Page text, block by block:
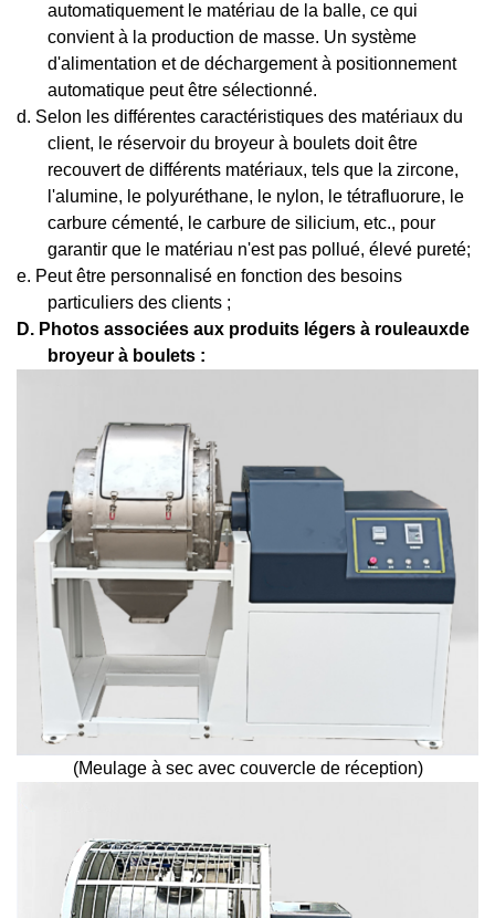
automatiquement le matériau de la balle, ce qui
convient à la production de masse. Un système
d'alimentation et de déchargement à positionnement
automatique peut être sélectionné.
d. Selon les différentes caractéristiques des matériaux du
client, le réservoir du broyeur à boulets doit être
recouvert de différents matériaux, tels que la zircone,
l'alumine, le polyuréthane, le nylon, le tétrafluorure, le
carbure cémenté, le carbure de silicium, etc., pour
garantir que le matériau n'est pas pollué, élevé pureté;
e. Peut être personnalisé en fonction des besoins
particuliers des clients ;
D. Photos associées aux produits légers à rouleauxde
broyeur à boulets :
(Meulage à sec avec couvercle de réception)